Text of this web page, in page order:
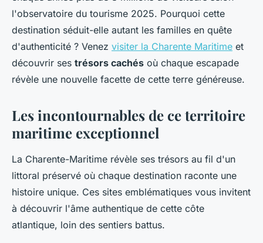
l'observatoire du tourisme 2025. Pourquoi cette
destination séduit-elle autant les familles en quête
d'authenticité ? Venez visiter la Charente Maritime et
découvrir ses trésors cachés où chaque escapade
révèle une nouvelle facette de cette terre généreuse.
Les incontournables de ce territoire
maritime exceptionnel
La Charente-Maritime révèle ses trésors au fil d'un
littoral préservé où chaque destination raconte une
histoire unique. Ces sites emblématiques vous invitent
à découvrir l'âme authentique de cette côte
atlantique, loin des sentiers battus.